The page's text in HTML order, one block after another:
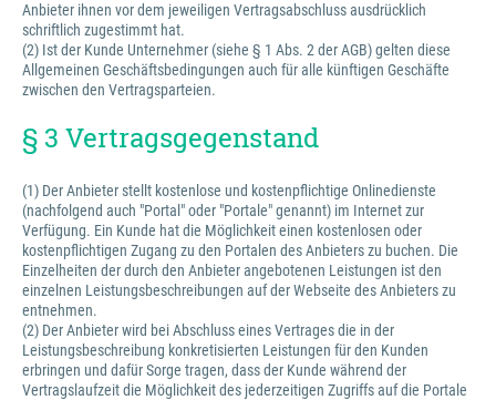
Anbieter ihnen vor dem jeweiligen Vertragsabschluss ausdrücklich
schriftlich zugestimmt hat.
(2) Ist der Kunde Unternehmer (siehe § 1 Abs. 2 der AGB) gelten diese
Allgemeinen Geschäftsbedingungen auch für alle künftigen Geschäfte
zwischen den Vertragsparteien.
§ 3 Vertragsgegenstand
(1) Der Anbieter stellt kostenlose und kostenpflichtige Onlinedienste
(nachfolgend auch "Portal" oder "Portale" genannt) im Internet zur
Verfügung. Ein Kunde hat die Möglichkeit einen kostenlosen oder
kostenpflichtigen Zugang zu den Portalen des Anbieters zu buchen. Die
Einzelheiten der durch den Anbieter angebotenen Leistungen ist den
einzelnen Leistungsbeschreibungen auf der Webseite des Anbieters zu
entnehmen.
(2) Der Anbieter wird bei Abschluss eines Vertrages die in der
Leistungsbeschreibung konkretisierten Leistungen für den Kunden
erbringen und dafür Sorge tragen, dass der Kunde während der
Vertragslaufzeit die Möglichkeit des jederzeitigen Zugriffs auf die Portale